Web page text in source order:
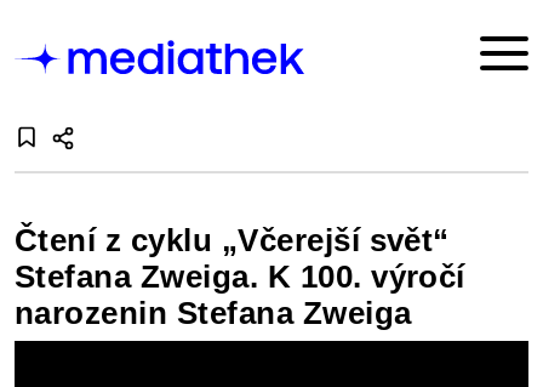
Čtení z cyklu „Včerejší svět“
Stefana Zweiga. K 100. výročí
narozenin Stefana Zweiga